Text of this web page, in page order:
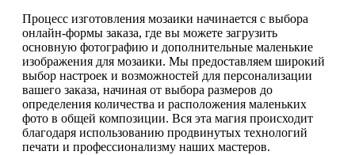
Процесс изготовления мозаики начинается с выбора
онлайн-формы заказа, где вы можете загрузить
основную фотографию и дополнительные маленькие
изображения для мозаики. Мы предоставляем широкий
выбор настроек и возможностей для персонализации
вашего заказа, начиная от выбора размеров до
определения количества и расположения маленьких
фото в общей композиции. Вся эта магия происходит
благодаря использованию продвинутых технологий
печати и профессионализму наших мастеров.